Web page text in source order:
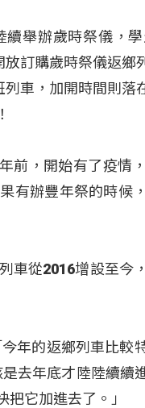
舉辦歲時祭儀，
訂購歲時祭儀返鄉
車，加開時間則落
前，開始有了疫情
有辦豐年祭的時候
車從2016增設至今
年的返鄉列車比較
去年底才陸陸續續
它加進去了。」